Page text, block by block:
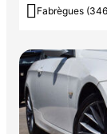
 Fabrègues